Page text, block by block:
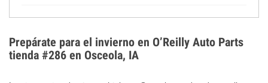
el sobrecalentamiento en condiciones de frío
extremo. Aprende cómo comprobar la protección
anticongelante en nuestra sección How-To.
Prepárate para el invierno en O’Reilly Auto Parts
tienda #286 en Osceola, IA